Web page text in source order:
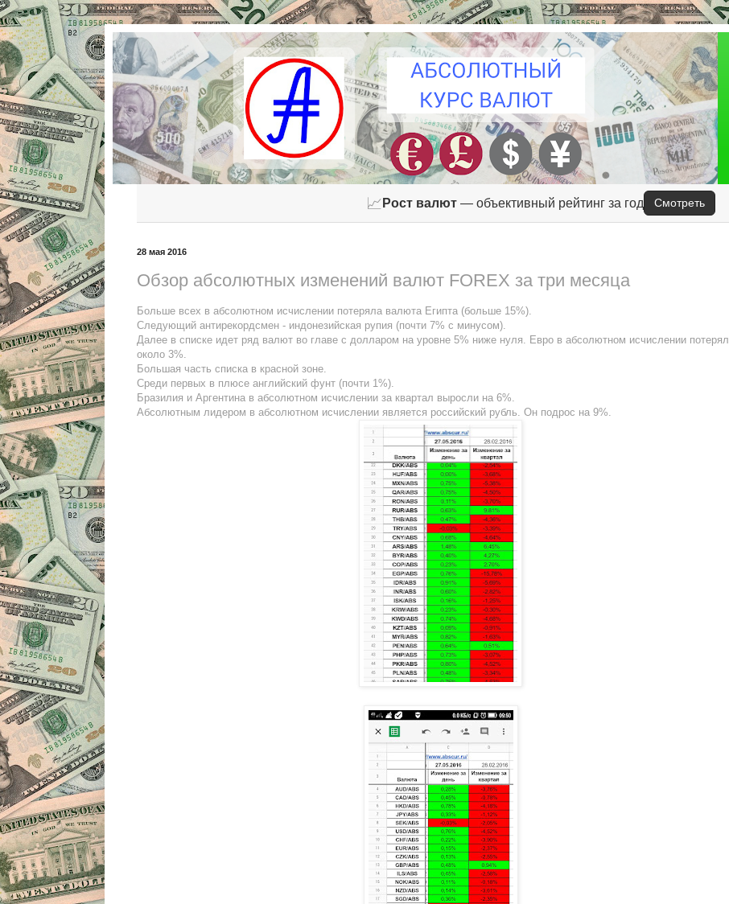
📈 Рост валют — объективный рейтинг за год Смотреть
28 мая 2016
Обзор абсолютных изменений валют FOREX за три месяца
Больше всех в абсолютном исчислении потеряла валюта Египта (больше 15%).
Следующий антирекордсмен - индонезийская рупия (почти 7% с минусом).
Далее в списке идет ряд валют во главе с долларом на уровне 5% ниже нуля. Евро в абсолютном исчислении потерял
около 3%.
Большая часть списка в красной зоне.
Среди первых в плюсе английский фунт (почти 1%).
Бразилия и Аргентина в абсолютном исчислении за квартал выросли на 6%.
Абсолютным лидером в абсолютном исчислении является российский рубль. Он подрос на 9%.